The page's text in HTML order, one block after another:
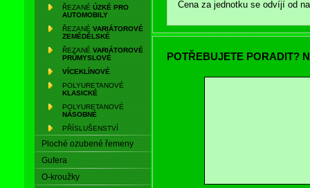
ŘEZANÉ ÚZKÉ PRO
AUTOMOBILY
ŘEZANÉ VARIÁTOROVÉ
ZEMĚDĚLSKÉ
ŘEZANÉ VARIÁTOROVÉ
PRŮMYSLOVÉ
VÍCEKLÍNOVÉ
POLYURETANOVÉ
KLASICKÉ
POLYURETANOVÉ
NÁSOBNÉ
PŘÍSLUŠENSTVÍ
Ploché ozubené řemeny
Gufera
O-kroužky
Cena za jednotku se odvíjí od
POTŘEBUJETE PORADIT?